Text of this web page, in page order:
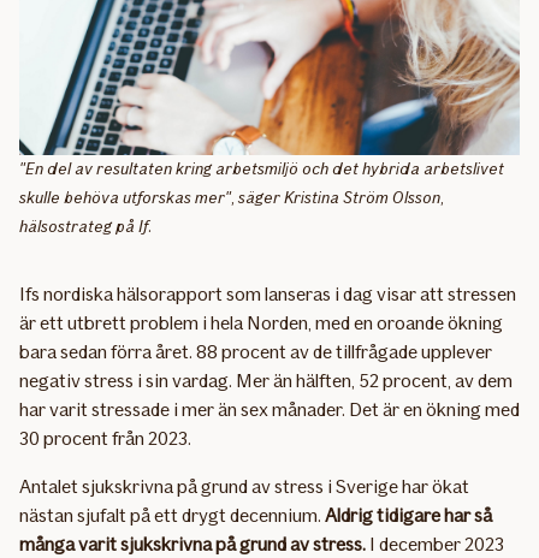
"En del av resultaten kring arbetsmiljö och det hybrida arbetslivet
skulle behöva utforskas mer", säger Kristina Ström Olsson,
hälsostrateg på If.
Ifs nordiska hälsorapport som lanseras i dag visar att stressen
är ett utbrett problem i hela Norden, med en oroande ökning
bara sedan förra året. 88 procent av de tillfrågade upplever
negativ stress i sin vardag. Mer än hälften, 52 procent, av dem
har varit stressade i mer än sex månader. Det är en ökning med
30 procent från 2023.
Antalet sjukskrivna på grund av stress i Sverige har ökat
nästan sjufalt på ett drygt decennium. Aldrig tidigare har så
många varit sjukskrivna på grund av stress. I december 2023